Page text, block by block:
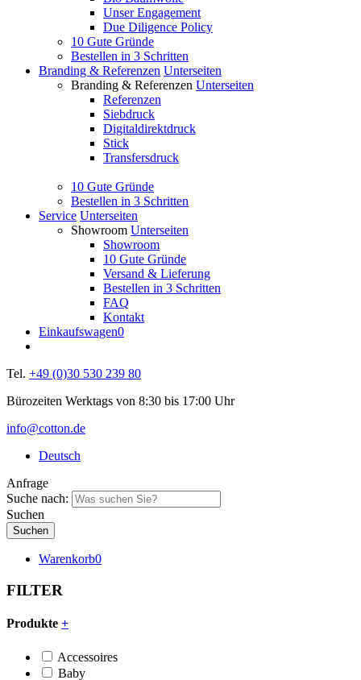
Unser Engagement
Due Diligence Policy
10 Gute Gründe
Bestellen in 3 Schritten
Branding & Referenzen Unterseiten
Branding & Referenzen Unterseiten
Referenzen
Siebdruck
Digitaldirektdruck
Stick
Transfersdruck
10 Gute Gründe
Bestellen in 3 Schritten
Service Unterseiten
Showroom Unterseiten
Showroom
10 Gute Gründe
Versand & Lieferung
Bestellen in 3 Schritten
FAQ
Kontakt
Einkaufswagen0
Tel. +49 (0)30 530 239 80
Bürozeiten Werktags von 8:30 bis 17:00 Uhr
info@cotton.de
Deutsch
Anfrage
Suche nach:
Suchen
Warenkorb0
FILTER
Produkte +
Accessoires
Baby